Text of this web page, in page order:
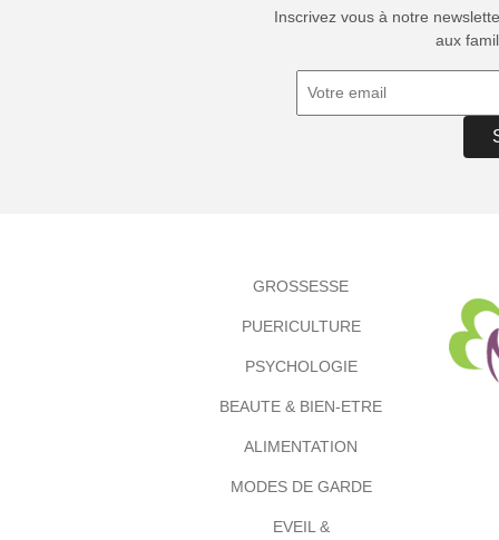
Inscrivez vous à notre
aux
GROSSESSE
PUERICULTURE
PSYCHOLOGIE
BEAUTE & BIEN-ETRE
ALIMENTATION
MODES DE GARDE
EVEIL &